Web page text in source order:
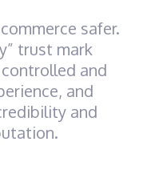
safer.
trust mark
and
and
and